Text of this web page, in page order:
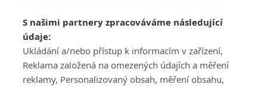
Šéfredaktorkou webu jePetr Slavík, e-mailserialy@fandimefilmu.cz
Máte-li zájem o inzerci na našem webu napište nám na e-mail
studio@koncal.com
Ochrana osobních údajů|Zásady používání cookies |Pravidla webu
Upravit nastavení soukromí
S našimi partnery zpracováváme následující
údaje:
Ukládání a/nebo přístup k informacím v zařízení,
Reklama založená na omezených údajích a měření
reklamy, Personalizovaný obsah, měření obsahu,